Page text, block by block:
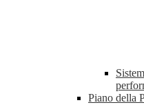
Piano della